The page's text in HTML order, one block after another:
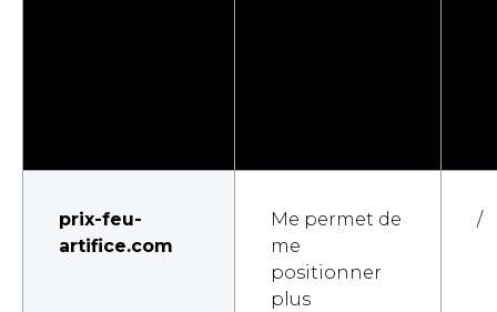
prix-feu-
artifice.com
Me permet de
me
positionner
plus
/